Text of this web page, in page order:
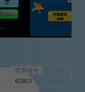
资源编号
62801